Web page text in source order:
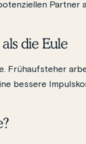
Partner
die Eule
Frühaufsteher
bessere